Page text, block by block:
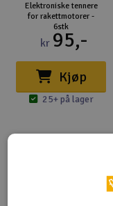
Elektroniske tennere
for rakettmotorer -
6stk
kr 95,-
Kjøp
25+ på lager